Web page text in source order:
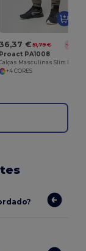
36,37 € 51,79 € -30%
Proact PA1008
+4 CORES